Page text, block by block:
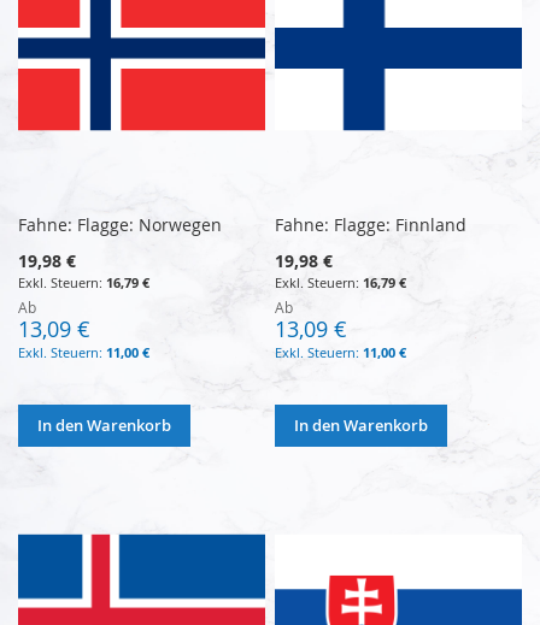
Fahne: Flagge: Norwegen
19,98 €
16,79 €
Ab
13,09 €
11,00 €
In den Warenkorb
Fahne: Flagge: Finnland
19,98 €
16,79 €
Ab
13,09 €
11,00 €
In den Warenkorb